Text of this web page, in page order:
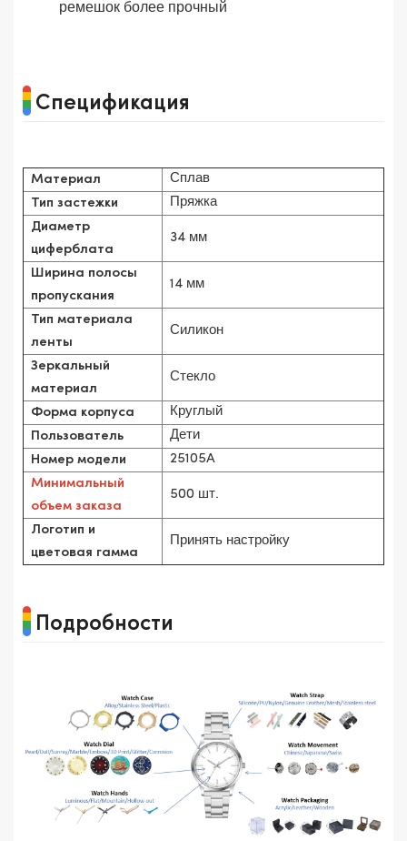
ремешок более прочный
Спецификация
Материал Сплав
Тип застежки Пряжка
Диаметр
циферблата
34 мм
Ширина полосы
пропускания
14 мм
Тип материала
ленты
Силикон
Зеркальный
материал
Стекло
Форма корпуса Круглый
Пользователь Дети
Номер модели 25105A
Минимальный
объем заказа
500 шт.
Логотип и
цветовая гамма
Принять настройку
Подробности